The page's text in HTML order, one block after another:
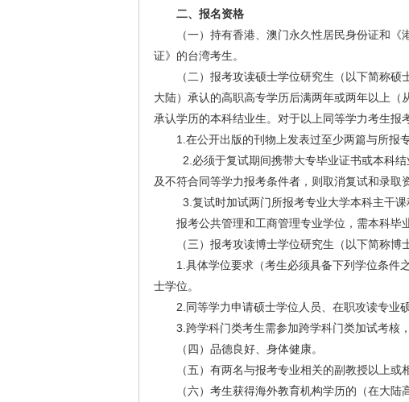
二、报名资格
（一）持有香港、澳门永久性居民身份证和
证》的台湾考生。
（二）报考攻读硕士学位研究生（以下简称
大陆）承认的高职高专学历后满两年或两年以上（
承认学历的本科结业生。对于以上同等学力考生报
1.在公开出版的刊物上发表过至少两篇与所报
2.必须于复试期间携带大专毕业证书或本科
及不符合同等学力报考条件者，则取消复试和录取
3.复试时加试两门所报考专业大学本科主干课
报考公共管理和工商管理专业学位，需本科毕
（三）报考攻读博士学位研究生（以下简称
1.具体学位要求（考生必须具备下列学位条件
士学位。
2.同等学力申请硕士学位人员、在职攻读专业
3.跨学科门类考生需参加跨学科门类加试考核
（四）品德良好、身体健康。
（五）有两名与报考专业相关的副教授以上或
（六）考生获得海外教育机构学历的（在大